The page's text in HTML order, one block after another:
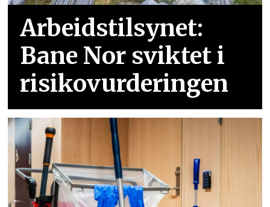
Arbeidstilsynet:
Bane Nor sviktet i
risikovurderingen